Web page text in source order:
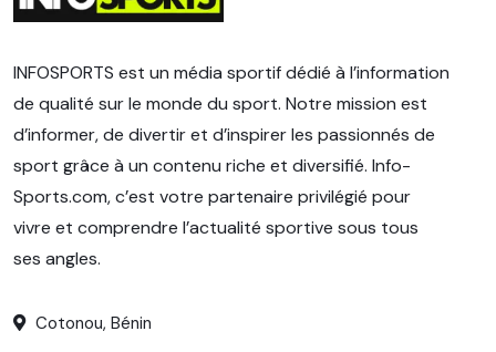
INFOSPORTS est un média sportif dédié à l’information
de qualité sur le monde du sport. Notre mission est
d’informer, de divertir et d’inspirer les passionnés de
sport grâce à un contenu riche et diversifié. Info-
Sports.com, c’est votre partenaire privilégié pour
vivre et comprendre l’actualité sportive sous tous
ses angles.
Cotonou, Bénin